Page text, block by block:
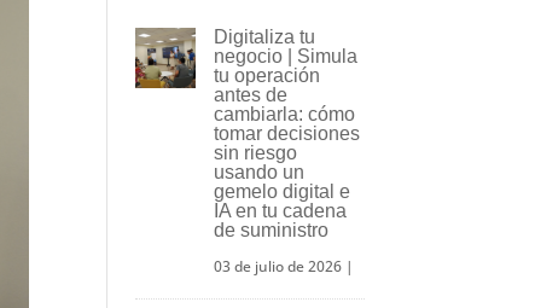
Digitaliza tu
negocio | Simula
tu operación
antes de
cambiarla: cómo
tomar decisiones
sin riesgo
usando un
gemelo digital e
IA en tu cadena
de suministro
03 de julio de 2026 |